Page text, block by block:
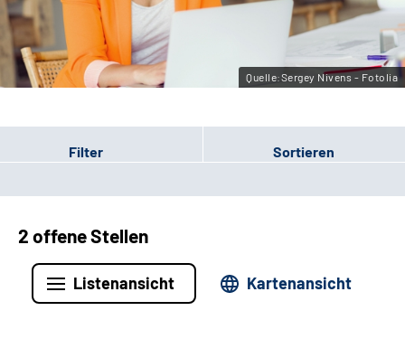
Leichte Sprache
Gebärdensprache
Quelle:Sergey Nivens - Fotolia
Filter Sortieren
2 offene Stellen
Listenansicht Kartenansicht